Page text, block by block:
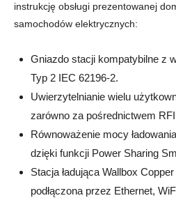
instrukcję obsługi prezentowanej
samochodów elektrycznych:
Gniazdo stacji kompatybilne z
Typ 2 IEC 62196-2.
Uwierzytelnianie wielu
zarówno za pośrednictwem
Równoważenie mocy
dzięki funkcji Power Sharing
Stacja ładująca Wallbox
podłączona przez Ethernet,